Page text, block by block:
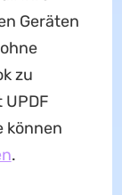
Geräten
zu
können
.